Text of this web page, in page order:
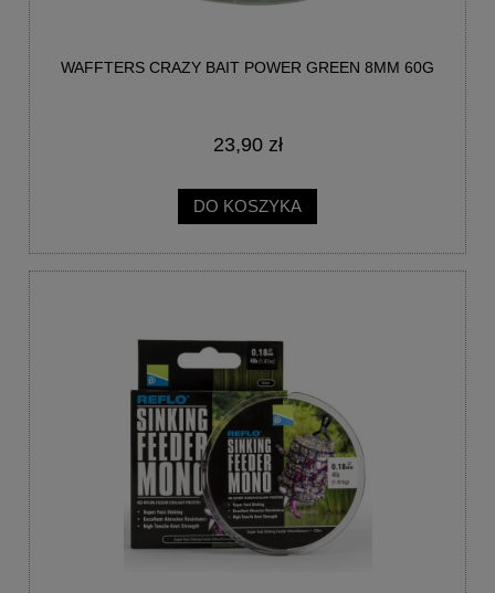
WAFFTERS CRAZY BAIT POWER GREEN 8MM 60G
23,90 zł
DO KOSZYKA